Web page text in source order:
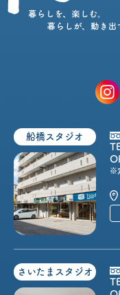
船橋スタジオ
※
さいたまスタジオ